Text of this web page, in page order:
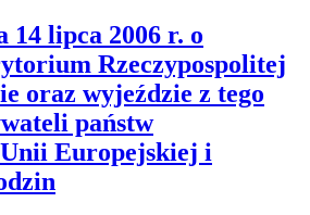
14 lipca 2006 r. o
Rzeczypospolitej
oraz wyjeździe z tego
państw
Unii Europejskiej i